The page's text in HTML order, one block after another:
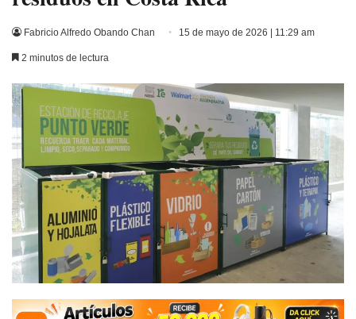
Fabricio Alfredo Obando Chan 15 de mayo de 2026 | 11:29 am
2 minutos de lectura